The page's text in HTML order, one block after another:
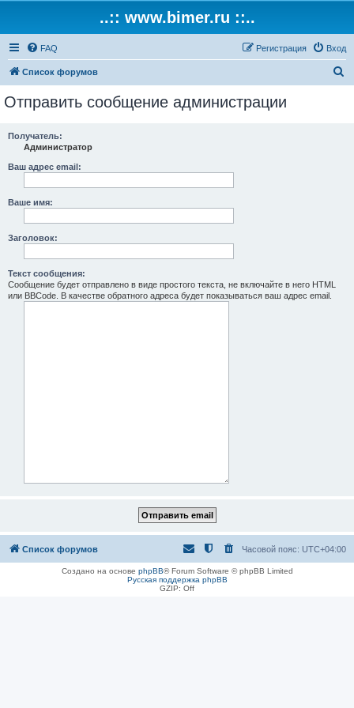
..:: www.bimer.ru ::..
FAQ Вход
Регистрация
Список форумов
Отправить сообщение администрации
Получатель:
Администратор
Ваш адрес email:
Ваше имя:
Заголовок:
Текст сообщения:
Сообщение будет отправлено в виде простого текста, не включайте в него HTML
или BBCode. В качестве обратного адреса будет показываться ваш адрес email.
Список форумов Часовой пояс: UTC+04:00
Создано на основе phpBB® Forum Software © phpBB Limited
Русская поддержка phpBB
GZIP: Off